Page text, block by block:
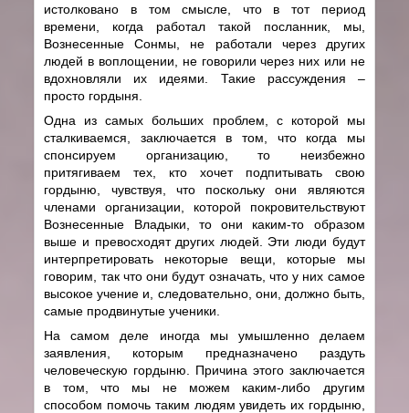
истолковано в том смысле, что в тот период
времени, когда работал такой посланник, мы,
Вознесенные Сонмы, не работали через других
людей в воплощении, не говорили через них или не
вдохновляли их идеями. Такие рассуждения –
просто гордыня.
Одна из самых больших проблем, с которой мы
сталкиваемся, заключается в том, что когда мы
спонсируем организацию, то неизбежно
притягиваем тех, кто хочет подпитывать свою
гордыню, чувствуя, что поскольку они являются
членами организации, которой покровительствуют
Вознесенные Владыки, то они каким-то образом
выше и превосходят других людей. Эти люди будут
интерпретировать некоторые вещи, которые мы
говорим, так что они будут означать, что у них самое
высокое учение и, следовательно, они, должно быть,
самые продвинутые ученики.
На самом деле иногда мы умышленно делаем
заявления, которым предназначено раздуть
человеческую гордыню. Причина этого заключается
в том, что мы не можем каким-либо другим
способом помочь таким людям увидеть их гордыню,